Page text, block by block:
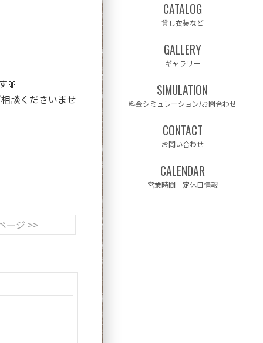
🎀
談くださいませ
ージ >>
CATALOG
貸し衣装など
GALLERY
ギャラリー
SIMULATION
料金シミュレーション/お問合わせ
CONTACT
お問い合わせ
CALENDAR
営業時間 定休日情報